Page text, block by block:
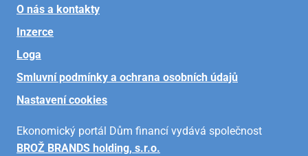
O nás a kontakty
Inzerce
Loga
Smluvní podmínky a ochrana osobních údajů
Nastavení cookies
Ekonomický portál Dům financí vydává společnost
BROŽ BRANDS holding, s.r.o.